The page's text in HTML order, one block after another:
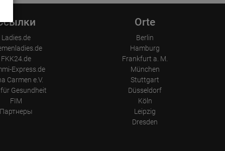
Ladies.de
FKK24.de
Express.de
Carmen e.V.
Gesundheit
FIM
Партнеры
Orte
Berlin
Hamburg
Frankfurt a. M.
München
Stuttgart
Düsseldorf
Köln
Leipzig
Dresden